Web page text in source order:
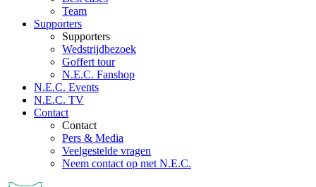
Team
Supporters
Supporters
Wedstrijdbezoek
Goffert tour
N.E.C. Fanshop
N.E.C. Events
N.E.C. TV
Contact
Contact
Pers & Media
Veelgestelde vragen
Neem contact op met N.E.C.